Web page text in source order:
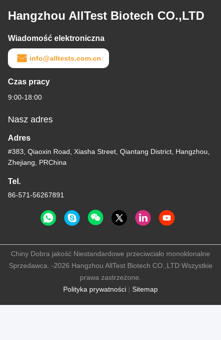
Hangzhou AllTest Biotech CO.,LTD
Wiadomość elektroniczna
info@alltests.com.cn
Czas pracy
9:00-18:00
Nasz adres
Adres
#383, Qiaoxin Road, Xiasha Street, Qiantang District, Hangzhou,
Zhejiang, PRChina
Tel.
86-571-56267891
Polityka prywatności | Sitemap
Chiny Dobra jakość Niestandardowe przeciwciało monoklonalne
Sprzedawca. -2026 Hangzhou AllTest Biotech CO.,LTD Wszystkie
prawa zastrzeżone.